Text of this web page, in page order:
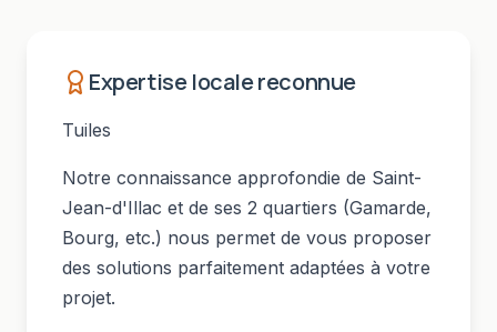
Expertise locale reconnue
Tuiles
Notre connaissance approfondie de Saint-
Jean-d'Illac et de ses 2 quartiers (Gamarde,
Bourg, etc.) nous permet de vous proposer
des solutions parfaitement adaptées à votre
projet.